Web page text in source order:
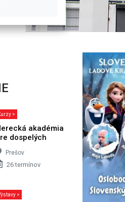
>
akadémia
dospelých
Prešov
26 termínov
>